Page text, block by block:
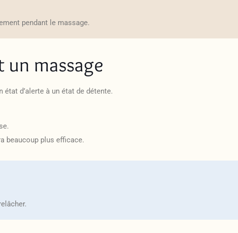
pendant le massage.
un massage
état d’alerte à un état de détente.
beaucoup plus efficace.